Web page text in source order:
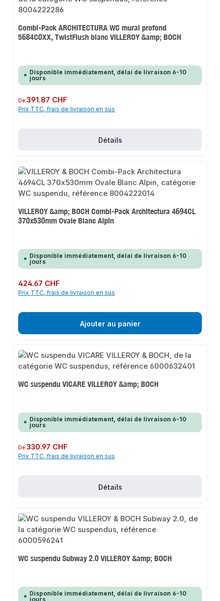
Combi-Pack ARCHITECTURA WC mural profond
5684C0XX, TwistFlush blanc VILLEROY &amp; BOCH
Disponible immédiatement, délai de livraison 6-10
jours
Prix régulier :
De391.87 CHF
Prix TTC, frais de livraison en sus
Détails
VILLEROY &amp; BOCH Combi-Pack Architectura 4694CL
370x530mm Ovale Blanc Alpin
Disponible immédiatement, délai de livraison 6-10
jours
Prix régulier :
424.67 CHF
Prix TTC, frais de livraison en sus
Ajouter au panier
WC suspendu VICARE VILLEROY &amp; BOCH
Disponible immédiatement, délai de livraison 6-10
jours
Prix régulier :
De330.97 CHF
Prix TTC, frais de livraison en sus
Détails
WC suspendu Subway 2.0 VILLEROY &amp; BOCH
Disponible immédiatement, délai de livraison 6-10
jours